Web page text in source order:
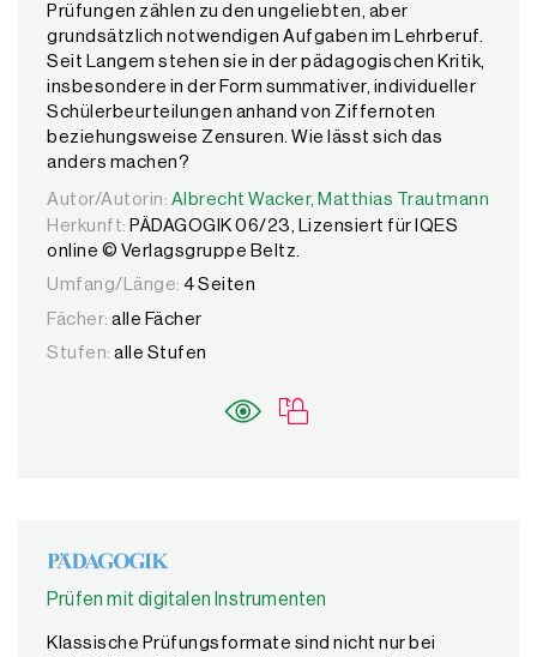
Prüfungen zählen zu den ungeliebten, aber
grundsätzlich notwendigen Aufgaben im Lehrberuf.
Seit Langem stehen sie in der pädagogischen Kritik,
insbesondere in der Form summativer, individueller
Schülerbeurteilungen anhand von Ziffernoten
beziehungsweise Zensuren. Wie lässt sich das
anders machen?
Autor/Autorin: Albrecht Wacker, Matthias Trautmann
Autor/Autorin: Albrecht Wacker, Matthias Trautmann
Herkunft: PÄDAGOGIK 06/23, Lizensiert für IQES
online © Verlagsgruppe Beltz.
Umfang/Länge: 4 Seiten
Fächer: alle Fächer
Stufen: alle Stufen
Prüfen mit digitalen Instrumenten
Klassische Prüfungsformate sind nicht nur bei